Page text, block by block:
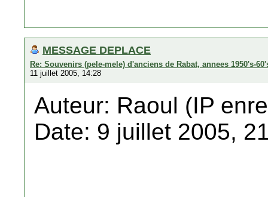
MESSAGE DEPLACE
Re: Souvenirs (pele-mele) d'anciens de Rabat, annees 1950's-
11 juillet 2005, 14:28
Auteur: Raoul (IP
Date: 9 juillet 2005,